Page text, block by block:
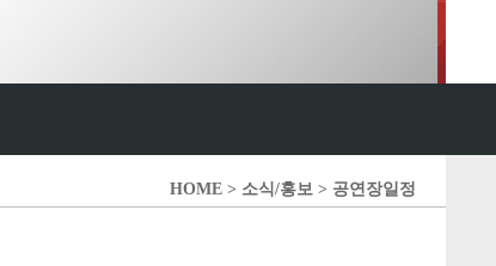
HOME > 소식/홍보 > 공연장일정